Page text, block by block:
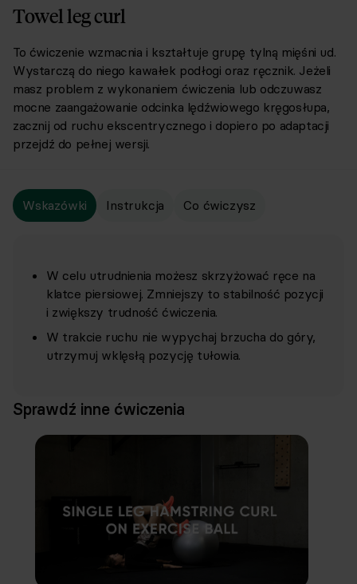
Towel leg curl
To ćwiczenie wzmacnia i kształtuje grupę tylną mięśni ud.
Wystarczą do niego kawałek podłogi oraz ręcznik. Jeżeli
masz problem z wykonaniem ćwiczenia lub odczuwasz
mocne zaangażowanie odcinka lędźwiowego kręgosłupa,
zacznij od ruchu ekscentrycznego i dopiero po adaptacji
przejdź do pełnej wersji.
Wskazówki Instrukcja Co ćwiczysz
W celu utrudnienia możesz skrzyżować ręce na
klatce piersiowej. Zmniejszy to stabilność pozycji
i zwiększy trudność ćwiczenia.
W trakcie ruchu nie wypychaj brzucha do góry,
utrzymuj wklęsłą pozycję tułowia.
Sprawdź inne ćwiczenia